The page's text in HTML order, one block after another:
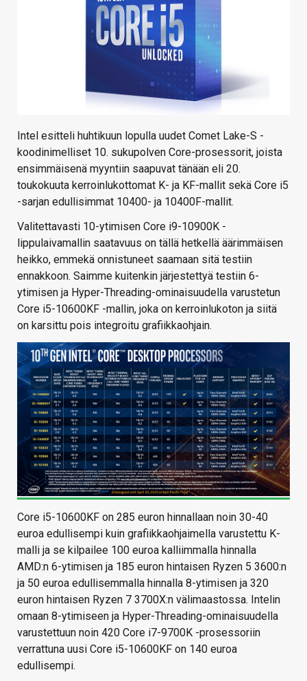
Intel esitteli huhtikuun lopulla uudet Comet Lake-S -
koodinimelliset 10. sukupolven Core-prosessorit, joista
ensimmäisenä myyntiin saapuvat tänään eli 20.
toukokuuta kerroinlukottomat K- ja KF-mallit sekä Core i5
-sarjan edullisimmat 10400- ja 10400F-mallit.
Valitettavasti 10-ytimisen Core i9-10900K -
lippulaivamallin saatavuus on tällä hetkellä äärimmäisen
heikko, emmekä onnistuneet saamaan sitä testiin
ennakkoon. Saimme kuitenkin järjestettyä testiin 6-
ytimisen ja Hyper-Threading-ominaisuudella varustetun
Core i5-10600KF -mallin, joka on kerroinlukoton ja siitä
on karsittu pois integroitu grafiikkaohjain.
Core i5-10600KF on 285 euron hinnallaan noin 30-40
euroa edullisempi kuin grafiikkaohjaimella varustettu K-
malli ja se kilpailee 100 euroa kalliimmalla hinnalla
AMD:n 6-ytimisen ja 185 euron hintaisen Ryzen 5 3600:n
ja 50 euroa edullisemmalla hinnalla 8-ytimisen ja 320
euron hintaisen Ryzen 7 3700X:n välimaastossa. Intelin
omaan 8-ytimiseen ja Hyper-Threading-ominaisuudella
varustettuun noin 420 Core i7-9700K -prosessoriin
verrattuna uusi Core i5-10600KF on 140 euroa
edullisempi.